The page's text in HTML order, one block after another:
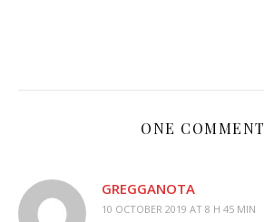
ONE COMMENT
GREGGANOTA
10 OCTOBER 2019 AT 8 H 45 MIN